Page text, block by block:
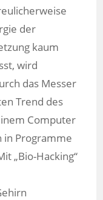
der
kaum
wird
das Messer
Trend des
Computer
in Programme
„Bio-Hacking“